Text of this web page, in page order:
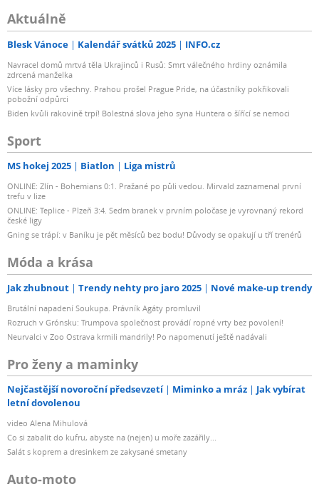
Aktuálně
Blesk Vánoce Kalendář svátků 2025 INFO.cz
Navracel domů mrtvá těla Ukrajinců i Rusů: Smrt válečného hrdiny oznámila
zdrcená manželka
Více lásky pro všechny. Prahou prošel Prague Pride, na účastníky pokřikovali
pobožní odpůrci
Biden kvůli rakovině trpí! Bolestná slova jeho syna Huntera o šířící se nemoci
Sport
MS hokej 2025 Biatlon Liga mistrů
ONLINE: Zlín - Bohemians 0:1. Pražané po půli vedou. Mirvald zaznamenal první
trefu v lize
ONLINE: Teplice - Plzeň 3:4. Sedm branek v prvním poločase je vyrovnaný rekord
české ligy
Gning se trápí: v Baníku je pět měsíců bez bodu! Důvody se opakují u tří trenérů
Móda a krása
Jak zhubnout Trendy nehty pro jaro 2025 Nové make-up trendy
Brutální napadení Soukupa. Právník Agáty promluvil
Rozruch v Grónsku: Trumpova společnost provádí ropné vrty bez povolení!
Neurvalci v Zoo Ostrava krmili mandrily! Po napomenutí ještě nadávali
Pro ženy a maminky
Nejčastější novoroční předsevzetí Miminko a mráz
Jak vybírat
letní dovolenou
video Alena Mihulová
Co si zabalit do kufru, abyste na (nejen) u moře zazářily...
Salát s koprem a dresinkem ze zakysané smetany
Auto-moto